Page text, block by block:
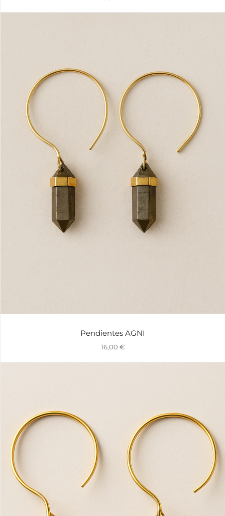
Pendientes AGNI
16,00 €